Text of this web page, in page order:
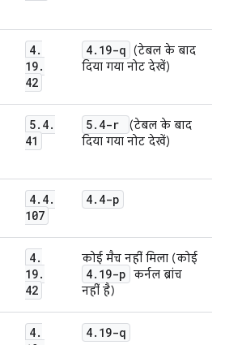
4.
19.
42
4. 19-q (टेबल के बाद
दिया गया नोट देखें)
5. 4.
41
5. 4-r
(टेबल के बाद
दिया गया नोट देखें)
4. 4.
107
4. 4-p
4.
19.
42
कोई मैच नहीं मिला (कोई
4. 19-p कर्नल ब्रांच
नहीं है)
4.
4. 19-q